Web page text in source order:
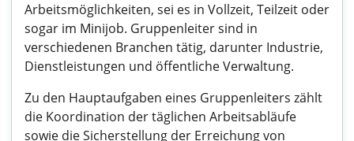
Arbeitsmöglichkeiten, sei es in Vollzeit, Teilzeit oder
sogar im Minijob. Gruppenleiter sind in
verschiedenen Branchen tätig, darunter Industrie,
Dienstleistungen und öffentliche Verwaltung.
Zu den Hauptaufgaben eines Gruppenleiters zählt
die Koordination der täglichen Arbeitsabläufe
sowie die Sicherstellung der Erreichung von